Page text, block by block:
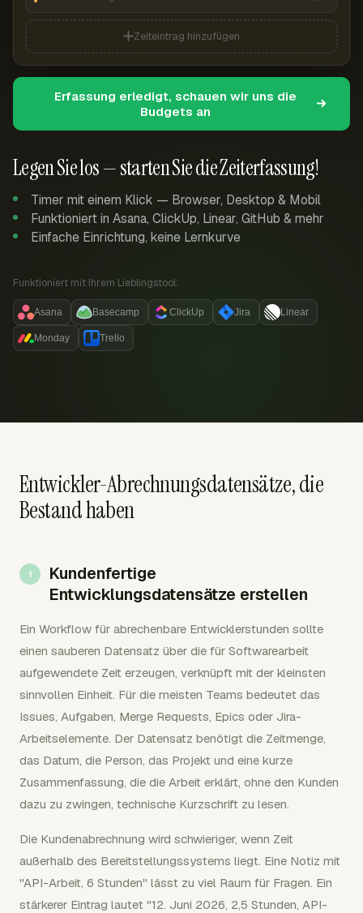
Legen Sie los — starten Sie die Zeiterfassung!
Timer mit einem Klick — Browser, Desktop & Mobil
Funktioniert in Asana, ClickUp, Linear, GitHub & mehr
Einfache Einrichtung, keine Lernkurve
Funktioniert mit Ihrem Lieblingstool:
Asana Basecamp ClickUp Jira Linear
Monday Trello
Zeiteintrag hinzufügen
Erfassung erledigt, schauen wir uns die
Budgets an
Entwickler-Abrechnungsdatensätze, die
Bestand haben
Kundenfertige
Entwicklungsdatensätze erstellen
Ein Workflow für abrechenbare Entwicklerstunden sollte
einen sauberen Datensatz über die für Softwarearbeit
aufgewendete Zeit erzeugen, verknüpft mit der kleinsten
sinnvollen Einheit. Für die meisten Teams bedeutet das
Issues, Aufgaben, Merge Requests, Epics oder Jira-
Arbeitselemente. Der Datensatz benötigt die Zeitmenge,
das Datum, die Person, das Projekt und eine kurze
Zusammenfassung, die die Arbeit erklärt, ohne den Kunden
dazu zu zwingen, technische Kurzschrift zu lesen.
Die Kundenabrechnung wird schwieriger, wenn Zeit
außerhalb des Bereitstellungssystems liegt. Eine Notiz mit
"API-Arbeit, 6 Stunden" lässt zu viel Raum für Fragen. Ein
stärkerer Eintrag lautet "12. Juni 2026, 2,5 Stunden, API-